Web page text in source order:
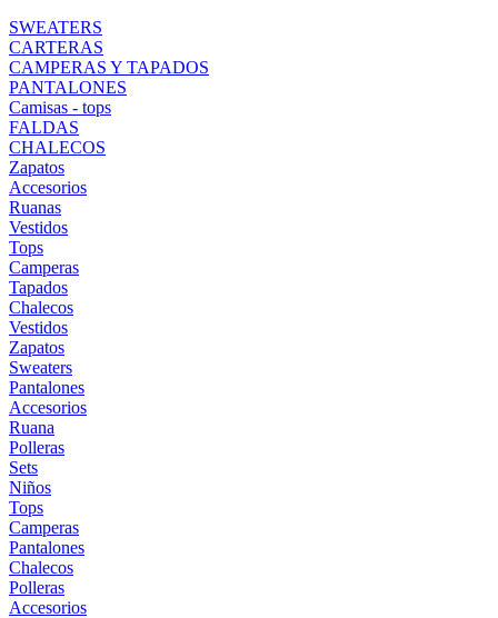
SWEATERS
CARTERAS
CAMPERAS Y TAPADOS
PANTALONES
Camisas - tops
FALDAS
CHALECOS
Zapatos
Accesorios
Ruanas
Vestidos
Tops
Camperas
Tapados
Chalecos
Vestidos
Zapatos
Sweaters
Pantalones
Accesorios
Ruana
Polleras
Sets
Niños
Tops
Camperas
Pantalones
Chalecos
Polleras
Accesorios